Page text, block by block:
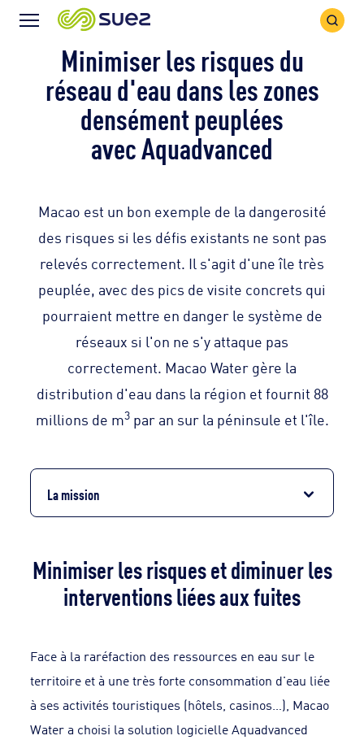
Icône
Icône
Minimiser les risques du
réseau d'eau dans les zones
densément peuplées
avec Aquadvanced
Macao est un bon exemple de la dangerosité
des risques si les défis existants ne sont pas
relevés correctement. Il s'agit d'une île très
peuplée, avec des pics de visite concrets qui
pourraient mettre en danger le système de
réseaux si l'on ne s'y attaque pas
correctement. Macao Water gère la
distribution d'eau dans la région et fournit 88
millions de m3par an sur la péninsule et l'île.
La mission
Minimiser les risques et diminuer les
interventions liées aux fuites
Face à la raréfaction des ressources en eau sur le
territoire et à une très forte consommation d'eau liée
à ses activités touristiques (hôtels, casinos…), Macao
Water a choisi la solution logicielle Aquadvanced